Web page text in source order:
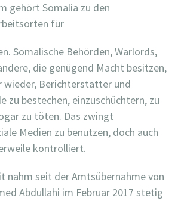
gehört Somalia zu den
für
Somalische Behörden, Warlords,
die genügend Macht besitzen,
wieder, Berichterstatter und
zu bestechen, einzuschüchtern, zu
zu töten. Das zwingt
Medien zu benutzen, doch auch
kontrolliert.
nahm seit der Amtsübernahme von
Abdullahi im Februar 2017 stetig